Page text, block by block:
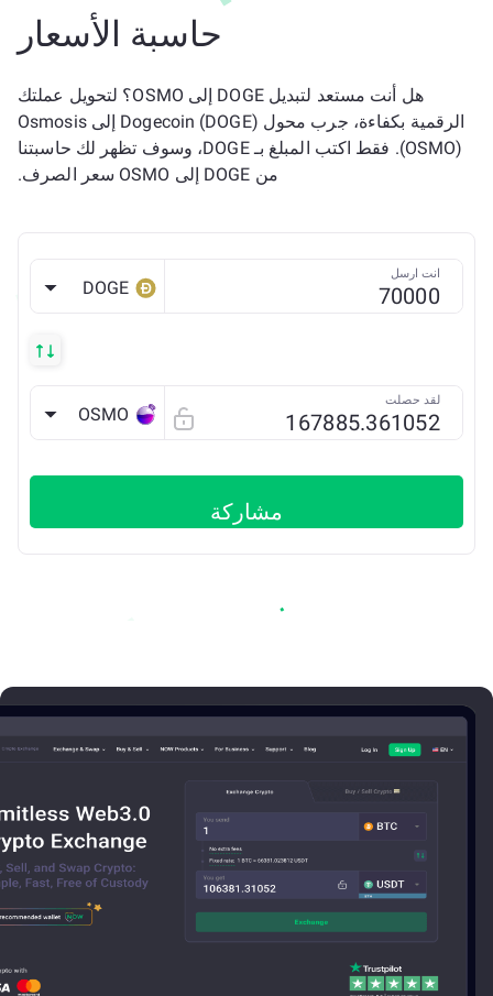
حاسبة الأسعار
هل أنت مستعد لتبديل DOGE إلى OSMO؟ لتحويل عملتك
الرقمية بكفاءة، جرب محول Dogecoin (DOGE) إلى Osmosis
(OSMO). فقط اكتب المبلغ بـ DOGE، وسوف تظهر لك حاسبتنا
من DOGE إلى OSMO سعر الصرف.
انت ارسل
DOGE
لقد حصلت
OSMO
مشاركة